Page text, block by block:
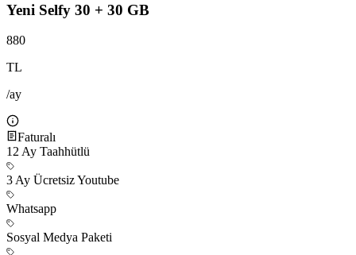
Yeni Selfy 30 + 30 GB
880
TL
/ay
Faturalı
12Ay Taahhütlü
3 Ay Ücretsiz Youtube
Whatsapp
Sosyal Medya Paketi